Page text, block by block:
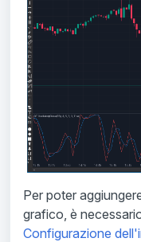
Per poter
grafico, è
Configurazione